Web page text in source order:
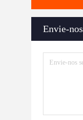
Envie-nos